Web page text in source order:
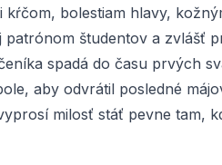
bolestiam hlavy,
študentov a zvlášť
spadá do času prvých
aby odvrátil posledné
milosť stáť pevne tam,